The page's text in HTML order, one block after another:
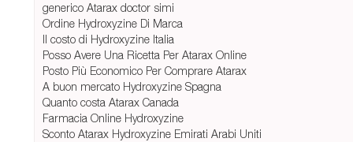
generico Atarax doctor simi
Ordine Hydroxyzine Di Marca
Il costo di Hydroxyzine Italia
Posso Avere Una Ricetta Per Atarax Online
Posto Più Economico Per Comprare Atarax
A buon mercato Hydroxyzine Spagna
Quanto costa Atarax Canada
Farmacia Online Hydroxyzine
Sconto Atarax Hydroxyzine Emirati Arabi Uniti